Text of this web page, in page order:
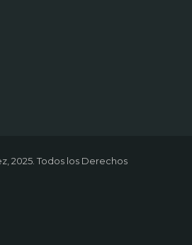
2025. Todos los Derechos